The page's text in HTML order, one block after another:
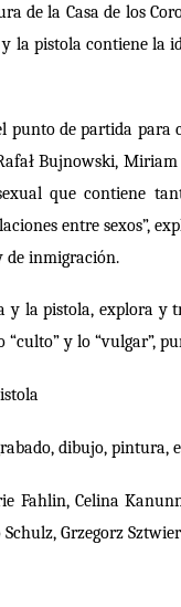
de la Casa de los
la pistola contiene
punto de partida
Bujnowski,
que contiene
entre sexos”,
de inmigración.
y la pistola, explora
y lo “vulgar”,
dibujo, pintura,
Fahlin, Celina
Grzegorz